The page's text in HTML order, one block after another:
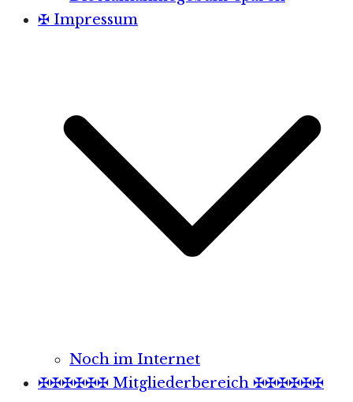
✠ Impressum
Noch im Internet
✠✠✠✠✠✠ Mitgliederbereich ✠✠✠✠✠✠